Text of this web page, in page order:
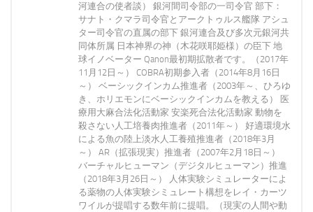
河連合の使者談） 銀河間司令部の一司令官 部下：
サナト・クマラ司令官とアークトゥルス艦隊 アシュ
ター司令官の直属の部下 銀河連合及び多次元銀河共
同体所属 日本神界の神（木花咲耶姫様）の臣下 地
球イノベーター Qanon最初期拡散者です。（2017年
11月12日～） COBRA初期参入者（2014年8月16日
～） ベーシックインカム推進者（2003年～、ひろゆ
き、ホリエモンにベーシックインカムを教える） 医
療用大麻合法化活動家 安楽死合法化活動家 動物を
殺さない人工培養肉推進者（2011年～） 好適環境水
による魚の陸上淡水人工養殖推進者（2018年3月
～） AR（拡張現実）推進者（2007年2月18日～）
バーチャルヒューマン（デジタルヒューマン）推進
（2018年3月26日～） 人体実験シミュレーターによ
る薬物の人体実験シミュレート構想をレイ・カーツ
ワイルが提唱する数年前に提唱。（現実の人間や動